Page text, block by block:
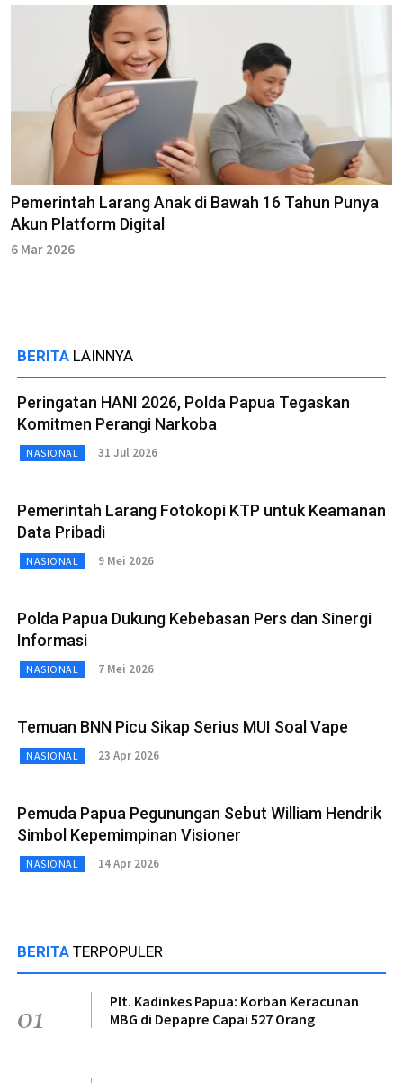
Pemerintah Larang Anak di Bawah 16 Tahun Punya
Akun Platform Digital
6 Mar 2026
BERITA LAINNYA
Peringatan HANI 2026, Polda Papua Tegaskan
Komitmen Perangi Narkoba
NASIONAL 31 Jul 2026
Pemerintah Larang Fotokopi KTP untuk Keamanan
Data Pribadi
NASIONAL 9 Mei 2026
Polda Papua Dukung Kebebasan Pers dan Sinergi
Informasi
NASIONAL 7 Mei 2026
Temuan BNN Picu Sikap Serius MUI Soal Vape
NASIONAL 23 Apr 2026
Pemuda Papua Pegunungan Sebut William Hendrik
Simbol Kepemimpinan Visioner
NASIONAL 14 Apr 2026
BERITA TERPOPULER
01
Plt. Kadinkes Papua: Korban Keracunan
MBG di Depapre Capai 527 Orang